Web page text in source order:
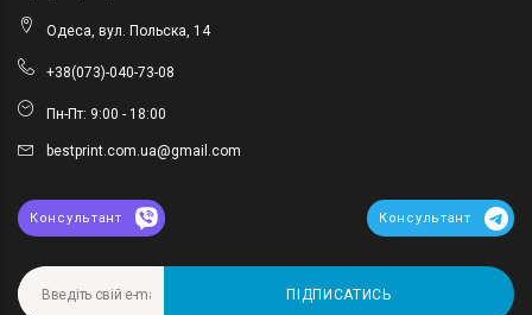
Одеса, вул. Польска, 14
+38(073)-040-73-08
Пн-Пт: 9:00 - 18:00
bestprint.com.ua@gmail.com
Консультант Консультант
ПІДПИСАТИСЬ